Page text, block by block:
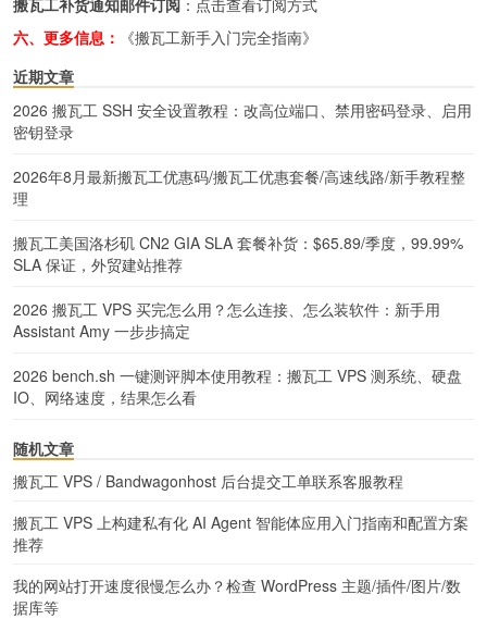
搬瓦工补货通知邮件订阅 ： 点击查看订阅方式
六、更多信息：
《搬瓦工新手入门完全指南》
近期文章
2026 搬瓦工 SSH 安全设置教程：改高位端口、禁用密码登录、启用
密钥登录
2026年8月最新搬瓦工优惠码/搬瓦工优惠套餐/高速线路/新手教程整
理
搬瓦工美国洛杉矶 CN2 GIA SLA 套餐补货：$65.89/季度，99.99%
SLA 保证，外贸建站推荐
2026 搬瓦工 VPS 买完怎么用？怎么连接、怎么装软件：新手用
Assistant Amy 一步步搞定
2026 bench.sh 一键测评脚本使用教程：搬瓦工 VPS 测系统、硬盘
IO、网络速度，结果怎么看
随机文章
搬瓦工 VPS / Bandwagonhost 后台提交工单联系客服教程
搬瓦工 VPS 上构建私有化 AI Agent 智能体应用入门指南和配置方案
推荐
我的网站打开速度很慢怎么办？检查 WordPress 主题/插件/图片/数
据库等